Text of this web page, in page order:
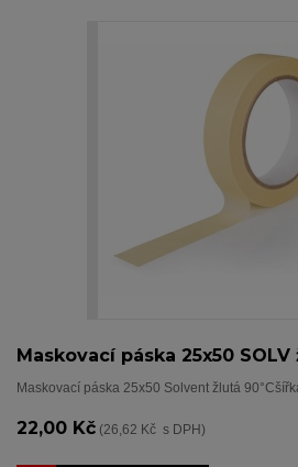
Maskovací páska 25x50 SOLV
Maskovací páska 25x50 Solvent žlutá
22,00 Kč (26,62 Kč s DPH)